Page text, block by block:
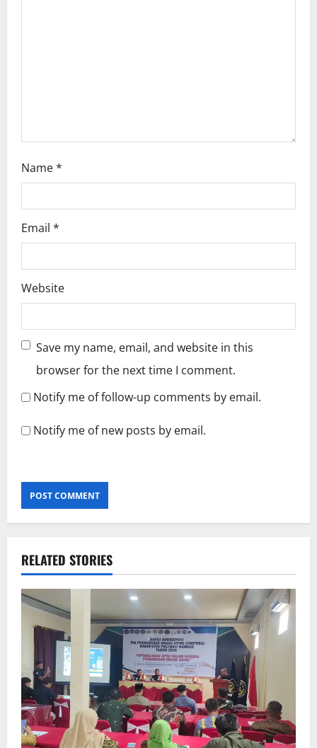
Name*
Email *
Website
Save my name, email, and website in this
browser for the next time I comment.
Notify me of follow-up comments by email.
Notify me of new posts by email.
RELATED STORIES